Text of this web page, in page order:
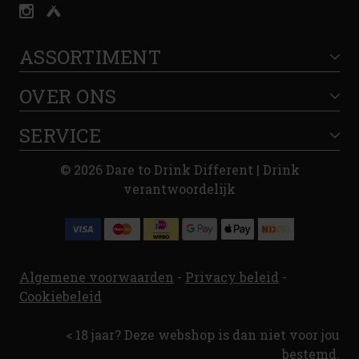
ASSORTIMENT
OVER ONS
SERVICE
© 2026 Dare to Drink Different | Drink
verantwoordelijk
Algemene voorwaarden - Privacy beleid -
Cookiebeleid
< 18 jaar? Deze webshop is dan niet voor jou
bestemd.